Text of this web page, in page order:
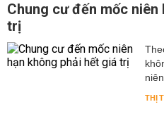
Chung cư đến mốc
trị
THỊ